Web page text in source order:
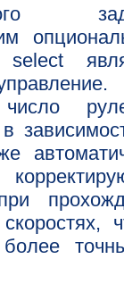
более